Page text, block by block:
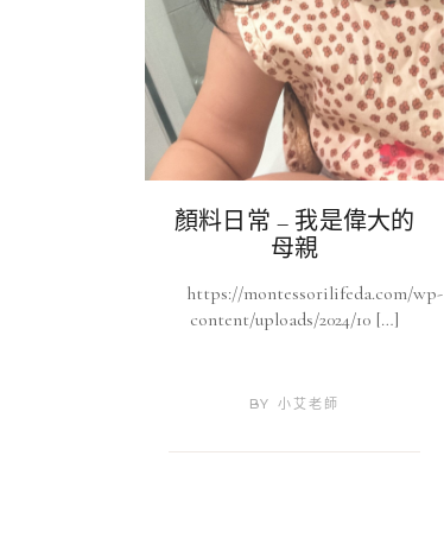
顏料日常 – 我是偉大的
母親
https://montessorilifeda.com/wp-
content/uploads/2024/10 […]
BY 小艾老師